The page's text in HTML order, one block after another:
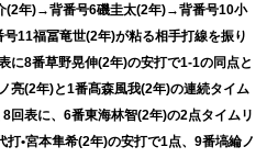
(2年)→背番号6磯圭太(2年)→背番号10小
11福冨竜世(2年)が粘る相手打線を振り
に8番草野晃伸(2年)の安打で1-1の同点と
亮(2年)と1番髙森風我(2年)の連続タイム
回表に、6番東海林智(2年)の2点タイムリ
•宮本隼希(2年)の安打で1点、9番塙綸ノ